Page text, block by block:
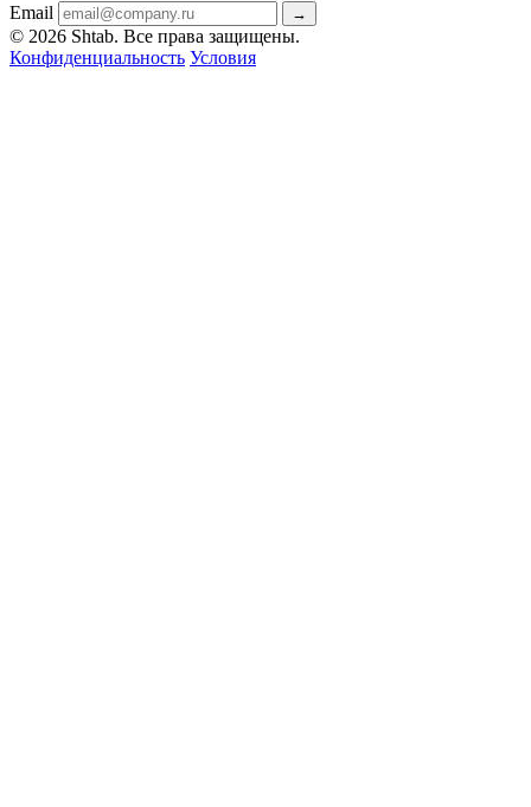
Email →
© 2026 Shtab. Все права защищены.
Конфиденциальность Условия